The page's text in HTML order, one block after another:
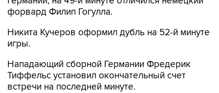
форвард Филип Гогулла.
Никита Кучеров оформил дубль на 52-й минуте
игры.
Нападающий сборной Германии Фредерик
Тиффельс установил окончательный счет
встречи на последней минуте.